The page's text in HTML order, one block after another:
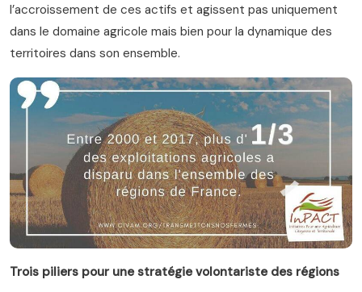
l’accroissement de ces actifs et agissent pas uniquement
dans le domaine agricole mais bien pour la dynamique des
territoires dans son ensemble.
Trois piliers pour une stratégie volontariste des régions